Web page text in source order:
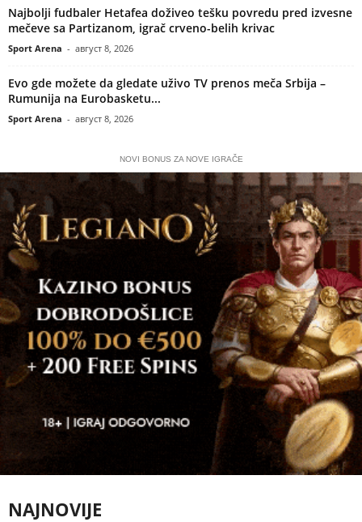
Najbolji fudbaler Hetafea doživeo tešku povredu pred izvesne
mečeve sa Partizanom, igrač crveno-belih krivac
Sport Arena - август 8, 2026
Evo gde možete da gledate uživo TV prenos meča Srbija –
Rumunija na Eurobasketu...
Sport Arena - август 8, 2026
NOVI BONUS ZA NOVE IGRAČE
NAJNOVIJE